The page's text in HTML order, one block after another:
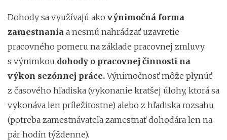
Dohody sa využívajú ako výnimočná forma
zamestnania a nesmú nahrádzať uzavretie
pracovného pomeru na základe pracovnej zmluvy
s výnimkou dohody o pracovnej činnosti na
výkon sezónnej práce.Výnimočnosť môže plynúť
z časového hľadiska (vykonanie kratšej úlohy, ktorá sa
vykonáva len príležitostne) alebo z hľadiska rozsahu
(potreba zamestnávateľa zamestnať dohodára len na
pár hodín týždenne).